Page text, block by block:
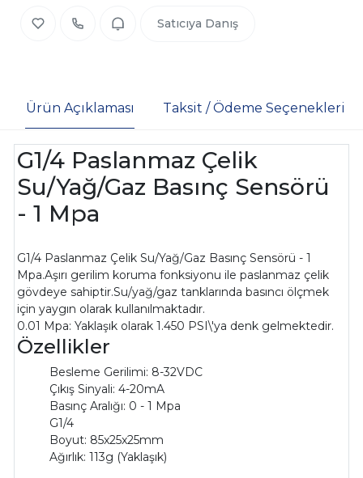
Satıcıya Danış
Ürün Açıklaması Taksit / Ödeme Seçenekleri
G1/4 Paslanmaz Çelik
Su/Yağ/Gaz Basınç Sensörü
- 1 Mpa
G1/4 Paslanmaz Çelik Su/Yağ/Gaz Basınç Sensörü - 1
Mpa.Aşırı gerilim koruma fonksiyonu ile paslanmaz çelik
gövdeye sahiptir.Su/yağ/gaz tanklarında basıncı ölçmek
için yaygın olarak kullanılmaktadır.
0.01 Mpa: Yaklaşık olarak 1.450 PSI\'ya denk gelmektedir.
Özellikler
Besleme Gerilimi: 8-32VDC
Çıkış Sinyali: 4-20mA
Basınç Aralığı: 0 - 1 Mpa
G1/4
Boyut: 85x25x25mm
Ağırlık: 113g (Yaklaşık)